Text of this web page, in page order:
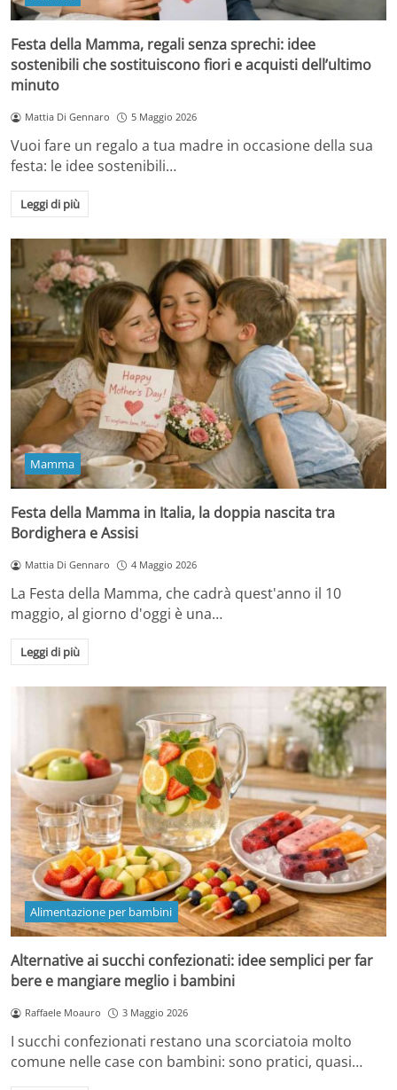
Festa della Mamma, regali senza sprechi: idee
sostenibili che sostituiscono fiori e acquisti dell’ultimo
minuto
Mattia Di Gennaro 5 Maggio 2026
Vuoi fare un regalo a tua madre in occasione della sua
festa: le idee sostenibili…
Leggi di più
Mamma
Festa della Mamma in Italia, la doppia nascita tra
Bordighera e Assisi
Mattia Di Gennaro 4 Maggio 2026
La Festa della Mamma, che cadrà quest'anno il 10
maggio, al giorno d'oggi è una…
Leggi di più
Alimentazione per bambini
Alternative ai succhi confezionati: idee semplici per far
bere e mangiare meglio i bambini
Raffaele Moauro 3 Maggio 2026
I succhi confezionati restano una scorciatoia molto
comune nelle case con bambini: sono pratici, quasi…